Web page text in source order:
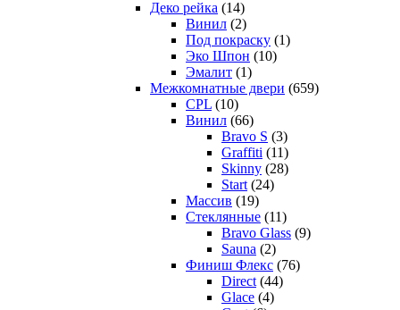
Деко рейка (14)
Винил (2)
Под покраску (1)
Эко Шпон (10)
Эмалит (1)
Межкомнатные двери (659)
CPL (10)
Винил (66)
Bravo S (3)
Graffiti (11)
Skinny (28)
Start (24)
Массив (19)
Стеклянные (11)
Bravo Glass (9)
Sauna (2)
Финиш Флекс (76)
Direct (44)
Glace (4)